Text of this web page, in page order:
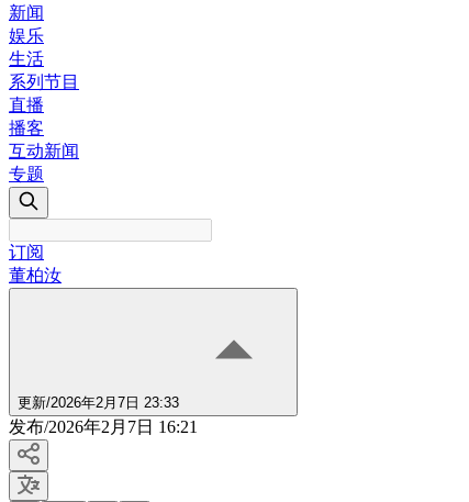
新闻
娱乐
生活
系列节目
直播
播客
互动新闻
专题
订阅
董柏汝
更新/2026年2月7日 23:33
发布/2026年2月7日 16:21